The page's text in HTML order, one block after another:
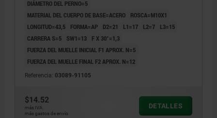
DIÁMETRO DEL PERNO=5
MATERIAL DEL CUERPO DE BASE=ACERO
ROSCA=M10X1
LONGITUD=43,5
FORMA=AP D2=21 L1=17 L2=7
L3=15
CARRERA S=5
SW1=13
F X 30°=1,3
FUERZA DEL MUELLE INICIAL F1 APROX. N=5
FUERZA DEL MUELLE FINAL F2 APROX. N=12
Referencia: 03089-91105
$14.52
más IVA.
más gastos de envío
DETALLES